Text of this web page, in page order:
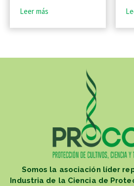
Leer más
Somos la asociación líder
Industria de la Ciencia de